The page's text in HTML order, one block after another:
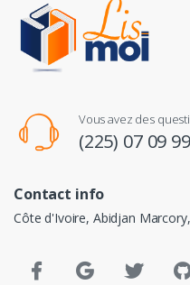
Vous avez des
(225) 07 09
Contact info
Côte d'Ivoire, Abidjan